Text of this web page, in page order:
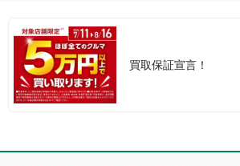
買取保証宣言！